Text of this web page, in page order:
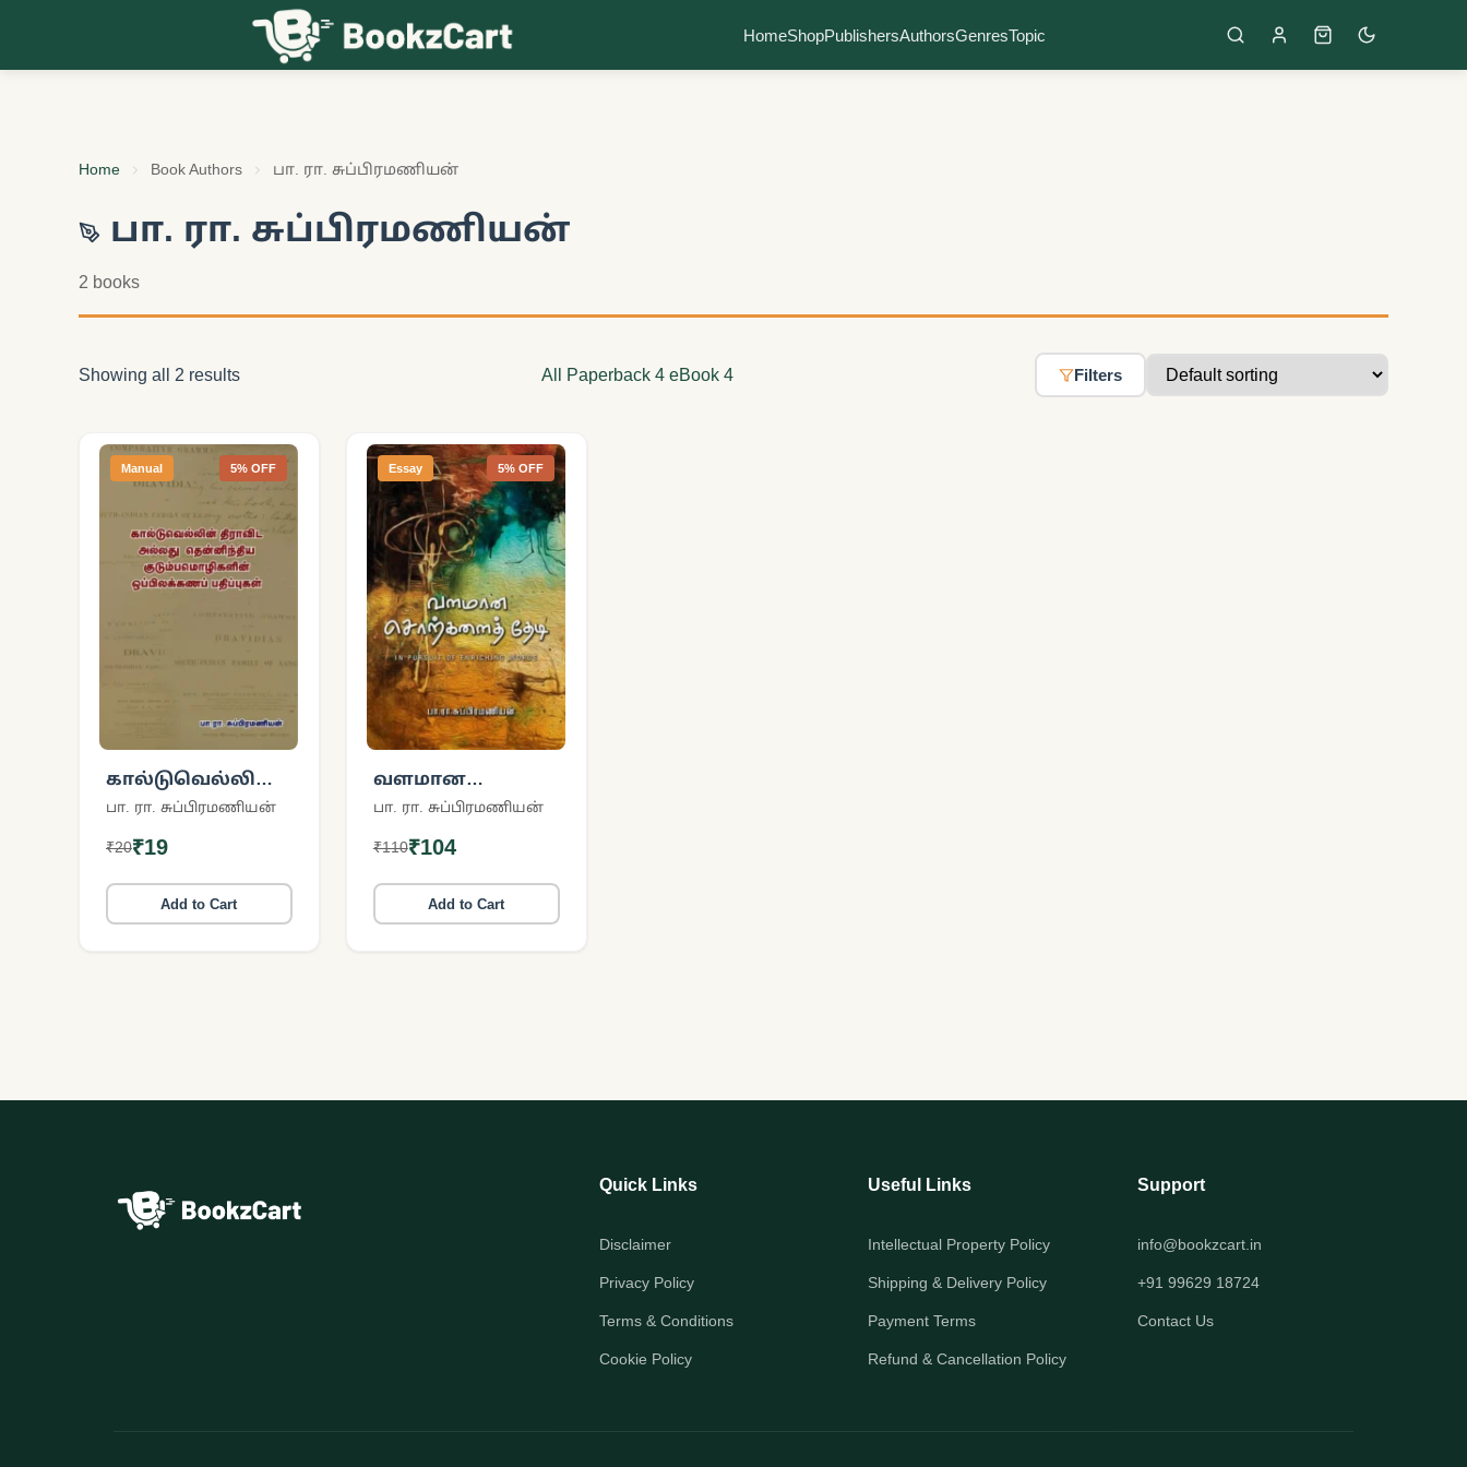
HomeShopPublishersAuthorsGenresTopic
Home Book Authors பா. ரா. சுப்பிரமணியன்
பா. ரா. சுப்பிரமணியன்
2 books
Showing all 2 results All Paperback 4 eBook 4 Filters
Manual 5% OFF
கால்டுவெல்லின்
திராவிட அல்லது
குடும்பமொழிகளின்
பதிப்புகள்
பா. ரா. சுப்பிரமணியன்
₹20₹19
Add to Cart
Essay 5% OFF
வளமான
சொற்களைத்
பா. ரா. சுப்பிரமணியன்
₹110₹104
Add to Cart
Quick Links
Disclaimer
Privacy Policy
Terms & Conditions
Cookie Policy
Useful Links
Intellectual Property Policy
Shipping & Delivery Policy
Payment Terms
Refund & Cancellation Policy
Support
info@bookzcart.in
+91 99629 18724
Contact Us